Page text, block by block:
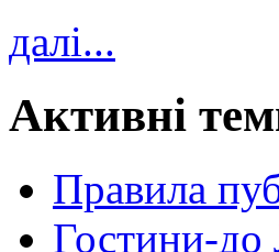
далі...
Активні
Правила
Гостини-до